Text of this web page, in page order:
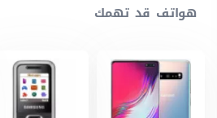
هواتف قد تهمك